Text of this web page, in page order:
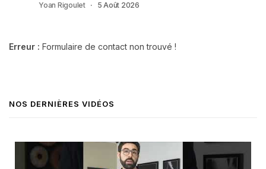
Yoan Rigoulet 5 Août 2026
Erreur : Formulaire de contact non trouvé !
NOS DERNIÈRES VIDÉOS